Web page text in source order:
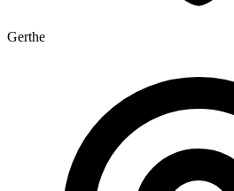
Gerthe